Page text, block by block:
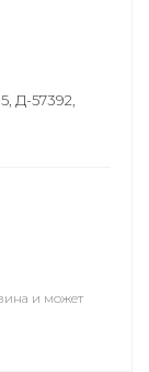
Д-57392,
и может